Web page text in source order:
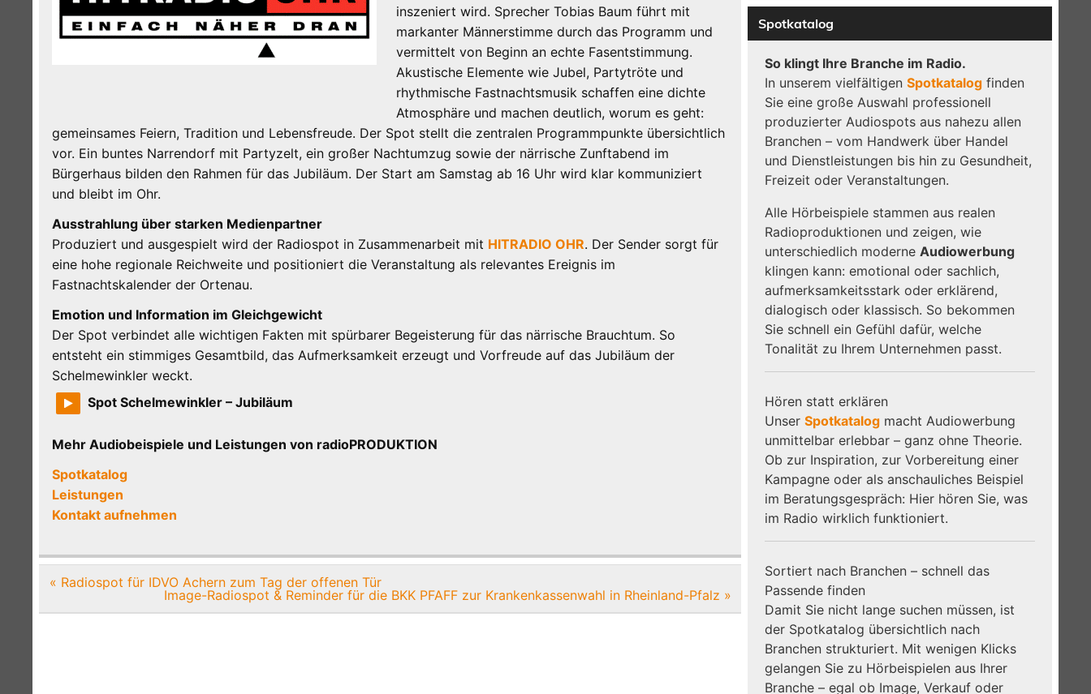
inszeniert wird. Sprecher Tobias Baum führt mit
markanter Männerstimme durch das Programm und
vermittelt von Beginn an echte Fasentstimmung.
Akustische Elemente wie Jubel, Partytröte und
rhythmische Fastnachtsmusik schaffen eine dichte
Atmosphäre und machen deutlich, worum es geht:
gemeinsames Feiern, Tradition und Lebensfreude. Der Spot stellt die zentralen Programmpunkte übersichtlich
vor. Ein buntes Narrendorf mit Partyzelt, ein großer Nachtumzug sowie der närrische Zunftabend im
Bürgerhaus bilden den Rahmen für das Jubiläum. Der Start am Samstag ab 16 Uhr wird klar kommuniziert
und bleibt im Ohr.
Ausstrahlung über starken Medienpartner
Produziert und ausgespielt wird der Radiospot in Zusammenarbeit mit HITRADIO OHR. Der Sender sorgt für
eine hohe regionale Reichweite und positioniert die Veranstaltung als relevantes Ereignis im
Fastnachtskalender der Ortenau.
Emotion und Information im Gleichgewicht
Der Spot verbindet alle wichtigen Fakten mit spürbarer Begeisterung für das närrische Brauchtum. So
entsteht ein stimmiges Gesamtbild, das Aufmerksamkeit erzeugt und Vorfreude auf das Jubiläum der
Schelmewinkler weckt.
Spot Schelmewinkler – Jubiläum
Mehr Audiobeispiele und Leistungen von radioPRODUKTION
Spotkatalog
Leistungen
Kontakt aufnehmen
Beitragsnavigation
« Radiospot für IDVO Achern zum Tag der offenen Tür
Image-Radiospot & Reminder für die BKK PFAFF zur Krankenkassenwahl in Rheinland-Pfalz »
Spotkatalog
So klingt Ihre Branche im Radio.
In unserem vielfältigenSpotkatalog finden
Sie eine große Auswahl professionell
produzierter Audiospots aus nahezu allen
Branchen – vom Handwerk über Handel
und Dienstleistungen bis hin zu Gesundheit,
Freizeit oder Veranstaltungen.
Alle Hörbeispiele stammen aus realen
Radioproduktionen und zeigen, wie
unterschiedlich moderne Audiowerbung
klingen kann: emotional oder sachlich,
aufmerksamkeitsstark oder erklärend,
dialogisch oder klassisch. So bekommen
Sie schnell ein Gefühl dafür, welche
Tonalität zu Ihrem Unternehmen passt.
Hören statt erklären
UnserSpotkatalog macht Audiowerbung
unmittelbar erlebbar – ganz ohne Theorie.
Ob zur Inspiration, zur Vorbereitung einer
Kampagne oder als anschauliches Beispiel
im Beratungsgespräch: Hier hören Sie, was
im Radio wirklich funktioniert.
Sortiert nach Branchen – schnell das
Passende finden
Damit Sie nicht lange suchen müssen, ist
der Spotkatalog übersichtlich nach
Branchen strukturiert. Mit wenigen Klicks
gelangen Sie zu Hörbeispielen aus Ihrer
Branche – egal ob Image, Verkauf oder